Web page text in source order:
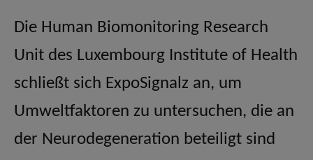
Die Human Biomonitoring Research
Unit des Luxembourg Institute of Health
schließt sich ExpoSignalz an, um
Umweltfaktoren zu untersuchen, die an
der Neurodegeneration beteiligt sind